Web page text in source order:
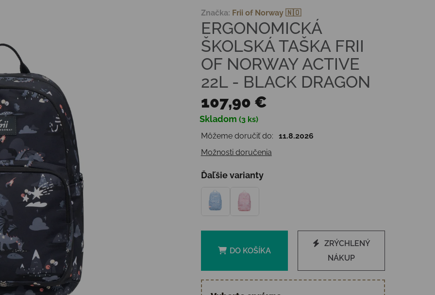
ERGONOMICKÁ
ŠKOLSKÁ TAŠKA FRII
OF NORWAY ACTIVE
22L - BLACK DRAGON
Značka: Frii of Norway 🇳🇴
107,90 €
Jednotková cena:
Skladom (3 ks)
Môžeme doručiť do:
11.8.2026
Možnosti doručenia
Ďaľšie varianty
DO KOŠÍKA
ZRÝCHLENÝ
NÁKUP